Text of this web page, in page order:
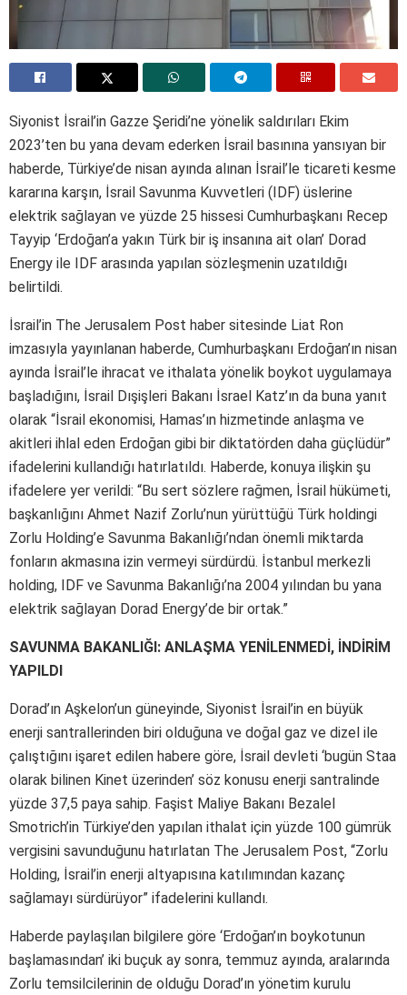
Siyonist İsrail’in Gazze Şeridi’ne yönelik saldırıları Ekim
2023’ten bu yana devam ederken İsrail basınına yansıyan bir
haberde, Türkiye’de nisan ayında alınan İsrail’le ticareti kesme
kararına karşın, İsrail Savunma Kuvvetleri (IDF) üslerine
elektrik sağlayan ve yüzde 25 hissesi Cumhurbaşkanı Recep
Tayyip ‘Erdoğan’a yakın Türk bir iş insanına ait olan’ Dorad
Energy ile IDF arasında yapılan sözleşmenin uzatıldığı
belirtildi.
İsrail’in The Jerusalem Post haber sitesinde Liat Ron
imzasıyla yayınlanan haberde, Cumhurbaşkanı Erdoğan’ın nisan
ayında İsrail’le ihracat ve ithalata yönelik boykot uygulamaya
başladığını, İsrail Dışişleri Bakanı İsrael Katz’ın da buna yanıt
olarak “İsrail ekonomisi, Hamas’ın hizmetinde anlaşma ve
akitleri ihlal eden Erdoğan gibi bir diktatörden daha güçlüdür”
ifadelerini kullandığı hatırlatıldı. Haberde, konuya ilişkin şu
ifadelere yer verildi: “Bu sert sözlere rağmen, İsrail hükümeti,
başkanlığını Ahmet Nazif Zorlu’nun yürüttüğü Türk holdingi
Zorlu Holding’e Savunma Bakanlığı’ndan önemli miktarda
fonların akmasına izin vermeyi sürdürdü. İstanbul merkezli
holding, IDF ve Savunma Bakanlığı’na 2004 yılından bu yana
elektrik sağlayan Dorad Energy’de bir ortak.”
SAVUNMA BAKANLIĞI: ANLAŞMA YENİLENMEDİ, İNDİRİM
YAPILDI
Dorad’ın Aşkelon’un güneyinde, Siyonist İsrail’in en büyük
enerji santrallerinden biri olduğuna ve doğal gaz ve dizel ile
çalıştığını işaret edilen habere göre, İsrail devleti ‘bugün Staa
olarak bilinen Kinet üzerinden’ söz konusu enerji santralinde
yüzde 37,5 paya sahip. Faşist Maliye Bakanı Bezalel
Smotrich’in Türkiye’den yapılan ithalat için yüzde 100 gümrük
vergisini savunduğunu hatırlatan The Jerusalem Post, “Zorlu
Holding, İsrail’in enerji altyapısına katılımından kazanç
sağlamayı sürdürüyor” ifadelerini kullandı.
Haberde paylaşılan bilgilere göre ‘Erdoğan’ın boykotunun
başlamasından’ iki buçuk ay sonra, temmuz ayında, aralarında
Zorlu temsilcilerinin de olduğu Dorad’ın yönetim kurulu